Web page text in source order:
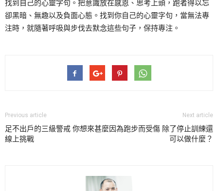
找到自己的心靈字句。把意識放在感恩、思考上頭，跑者得以忘
卻黑暗、無趣以及負面心態。找到你自己的心靈字句，當無法專
注時，就隨著呼吸與步伐去默念這些句子，保持專注。
Previous article
足不出戶的三級警戒 你想來甚麼
線上挑戰
Next article
因為跑步而受傷 除了停止訓練還
可以做什麼？